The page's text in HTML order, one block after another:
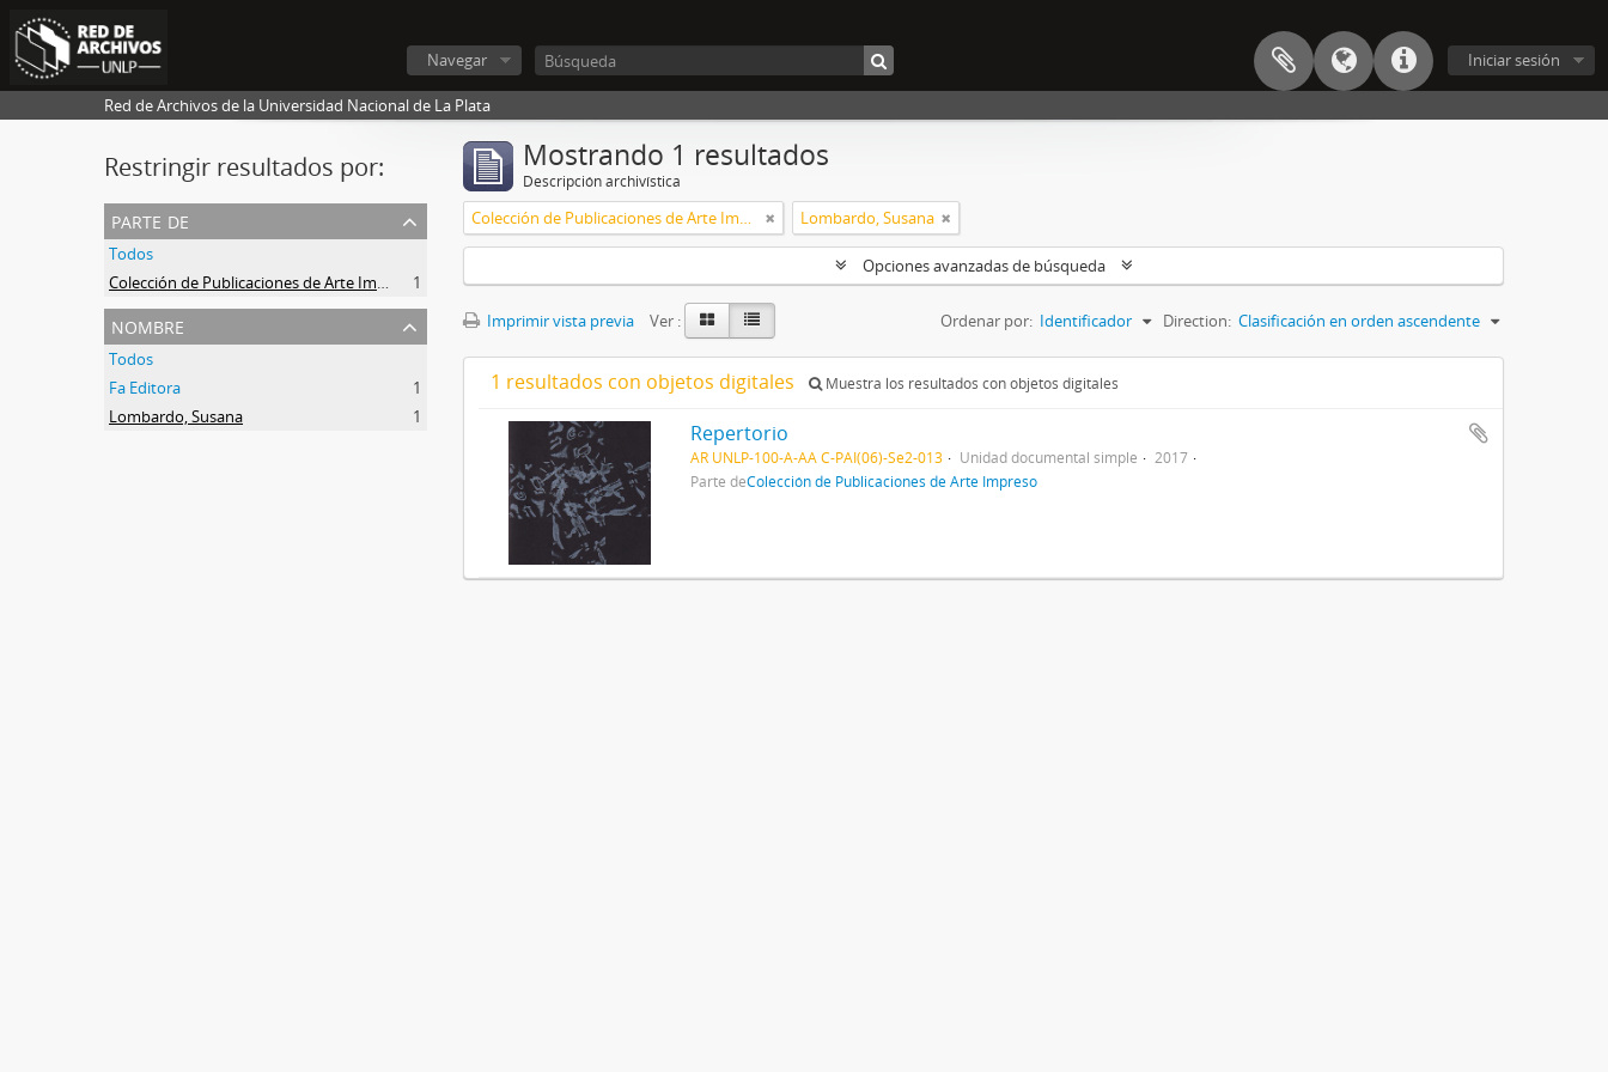
Iniciar sesión
Navegar
Red de Archivos de la Universidad Nacional de La Plata
Restringir resultados por:
parte de
Todos
Colección de Publicaciones de Arte Impreso
1
nombre
Todos
Fa Editora
1
Lombardo, Susana
1
Mostrando 1 resultados
Descripción archivística
Colección de Publicaciones de Arte Impreso Lombardo, Susana
Opciones avanzadas de búsqueda
Imprimir vista previa Ver : Ordenar por: Identificador Direction: Clasificación en orden ascendente
1 resultados con objetos digitales Muestra los resultados con objetos digitales
Repertorio
AR UNLP-100-A-AA C-PAI(06)-Se2-013 Unidad documental simple
2017
Parte deColección de Publicaciones de Arte Impreso